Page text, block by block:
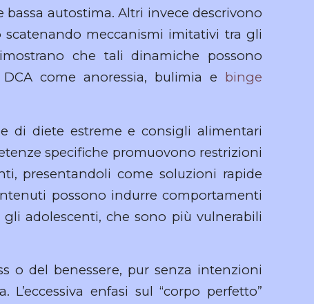
autostima. Altri invece descrivono
scatenando meccanismi imitativi tra gli
che tali dinamiche possono
come anoressia, bulimia e binge
di diete estreme e consigli alimentari
specifiche promuovono restrizioni
presentandoli come soluzioni rapide
possono indurre comportamenti
adolescenti, che sono più vulnerabili
o del benessere, pur senza intenzioni
enfasi sul “corpo perfetto”